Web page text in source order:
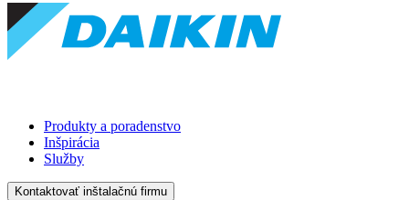
Produkty a poradenstvo
Inšpirácia
Služby
Kontaktovať inštalačnú firmu